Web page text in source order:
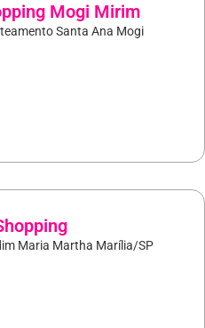
Mogi Mirim
Santa Ana Mogi
Maria Martha Marília/SP